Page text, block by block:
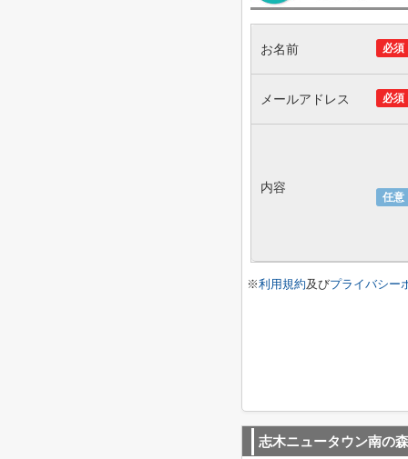
必須
お名前
必須
メールアドレス
任意
内容
※利用規約及びプライバシー
志木ニュータウン南の